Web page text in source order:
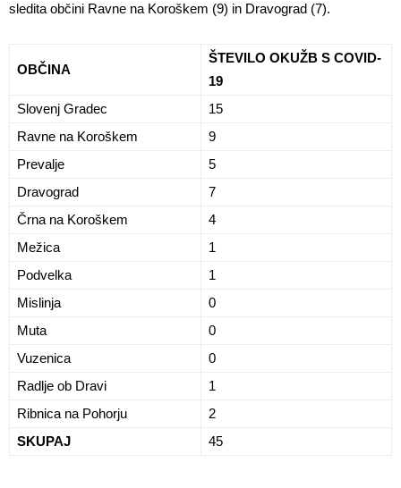
sledita občini Ravne na Koroškem (9) in Dravograd (7).
OBČINA
ŠTEVILO OKUŽB S COVID-
19
Slovenj Gradec
15
Ravne na Koroškem
9
Prevalje
5
Dravograd
7
Črna na Koroškem
4
Mežica
1
Podvelka
1
Mislinja
0
Muta
0
Vuzenica
0
Radlje ob Dravi
1
Ribnica na Pohorju
2
SKUPAJ
45